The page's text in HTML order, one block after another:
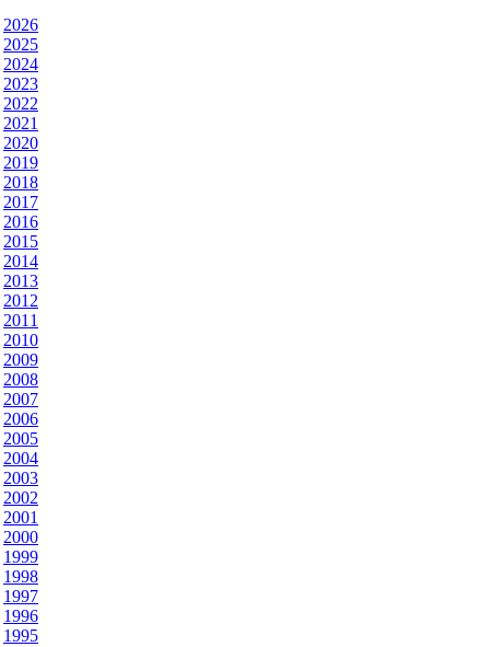
2026
2025
2024
2023
2022
2021
2020
2019
2018
2017
2016
2015
2014
2013
2012
2011
2010
2009
2008
2007
2006
2005
2004
2003
2002
2001
2000
1999
1998
1997
1996
1995